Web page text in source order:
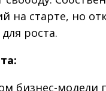
на старте, но
роста.
бизнес-модели